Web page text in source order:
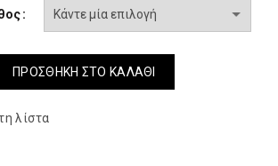
Salomon X Braze Mid GTX Μαυρο
ΠΡΟΣΘΉΚΗ ΣΤΟ ΚΑΛΆΘΙ
λίστα